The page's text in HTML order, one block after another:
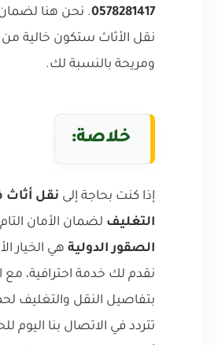
0578281417. نحن هنا
نقل الأثاث ستكون خالية من
ومريحة بالنسبة لك.
خلاصة:
إذا كنت بحاجة إلى نقل
التغليف لضمان الأمان
الصقور الدولية هي الخيار
نقدم لك خدمة احترافية،
بتفاصيل النقل والتغليف
تتردد في الاتصال بنا اليوم